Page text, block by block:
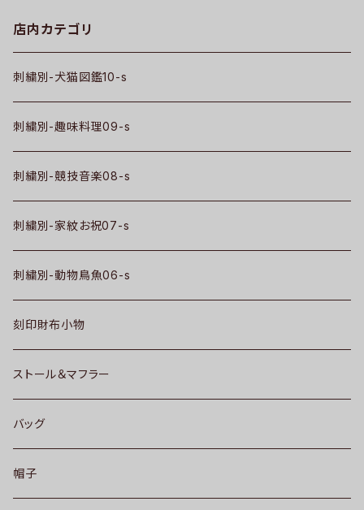
店内カテゴリ
刺繍別-犬猫図鑑10-s
刺繍別-趣味料理09-s
刺繍別-競技音楽08-s
刺繍別-家紋お祝07-s
刺繍別-動物鳥魚06-s
刻印財布小物
ストール＆マフラー
バッグ
帽子